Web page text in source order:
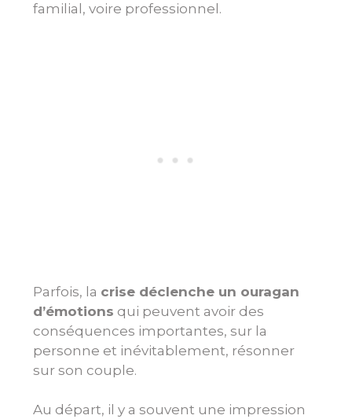
familial, voire professionnel.
Parfois, la crise déclenche un ouragan
d’émotions qui peuvent avoir des
conséquences importantes, sur la
personne et inévitablement, résonner
sur son couple.
Au départ, il y a souvent une impression